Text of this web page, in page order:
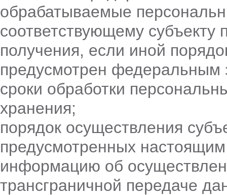
обрабатываемые
соответствующему субъекту
получения, если иной
предусмотрен федеральным
сроки обработки
хранения;
порядок осуществления
предусмотренных
информацию об
трансграничной передаче